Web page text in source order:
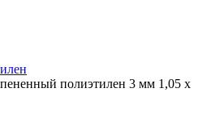
полиэтилен 3 мм 1,05 х